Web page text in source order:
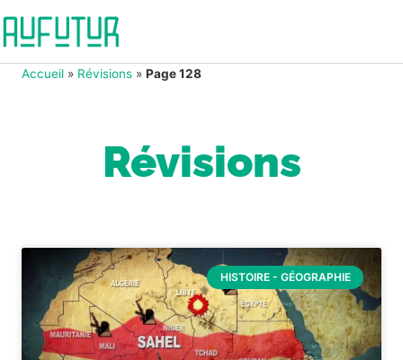
Accueil » Révisions » Page 128
Révisions
HISTOIRE - GÉOGRAPHIE